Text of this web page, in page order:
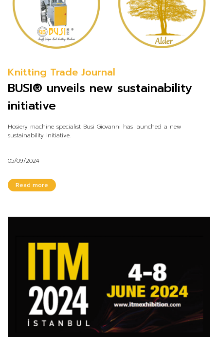
Knitting Trade Journal
BUSI® unveils new sustainability
initiative
Hosiery machine specialist Busi Giovanni has launched a new
sustainability initiative.
05/09/2024
Read more